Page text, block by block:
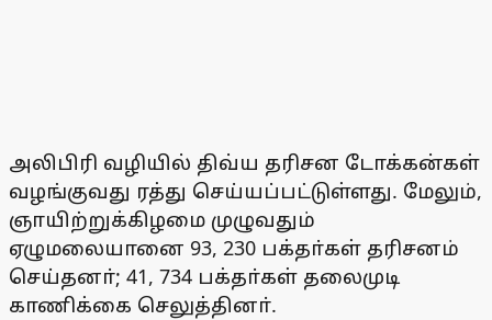
அலிபிரி வழியில் திவ்ய தரிசன டோக்கன்கள்
வழங்குவது ரத்து செய்யப்பட்டுள்ளது. மேலும்,
ஞாயிற்றுக்கிழமை முழுவதும்
ஏழுமலையானை 93, 230 பக்தா்கள் தரிசனம்
செய்தனா்; 41, 734 பக்தா்கள் தலைமுடி
காணிக்கை செலுத்தினா்.